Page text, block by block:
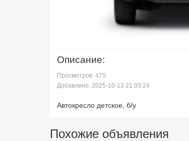
Описание:
Просмотров: 475
Добавлено: 2025-10-13 21:03:24
Автокресло детское, б/у
Похожие объявления